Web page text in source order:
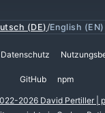
(DE) /English (EN)
Datenschutz
GitHub npm
2026 David Pertiller |